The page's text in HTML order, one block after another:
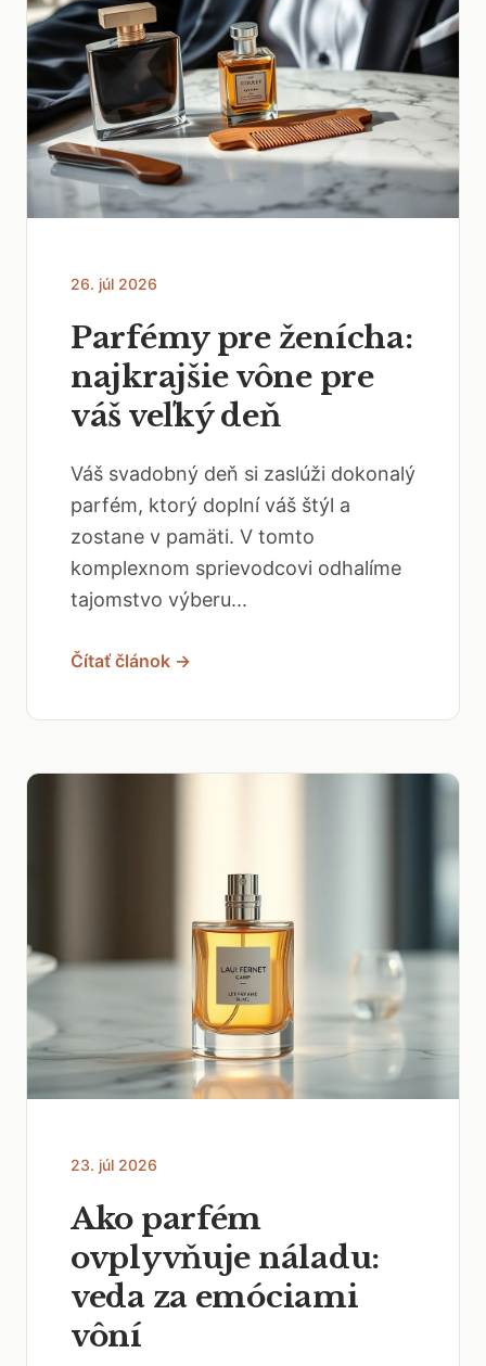
26. júl 2026
Parfémy pre ženícha:
najkrajšie vône pre
váš veľký deň
Váš svadobný deň si zaslúži dokonalý
parfém, ktorý doplní váš štýl a
zostane v pamäti. V tomto
komplexnom sprievodcovi odhalíme
tajomstvo výberu...
Čítať článok →
23. júl 2026
Ako parfém
ovplyvňuje náladu:
veda za emóciami
vôní